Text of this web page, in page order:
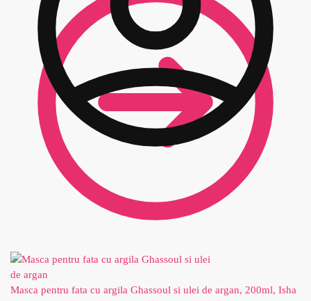
Masca pentru fata cu argila Ghassoul si ulei de argan, 200ml, Isha